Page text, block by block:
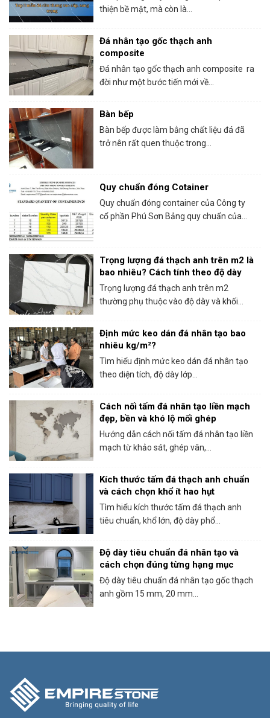
thiện bề mặt, mà còn là...
Đá nhân tạo gốc thạch anh
composite
Đá nhân tạo gốc thạch anh composite ra
đời như một bước tiến mới về...
Bàn bếp
Bàn bếp được làm bằng chất liệu đá đã
trở nên rất quen thuộc trong...
Quy chuẩn đóng Cotainer
Quy chuẩn đóng container của Công ty
cổ phần Phú Sơn Bảng quy chuẩn của...
Trọng lượng đá thạch anh trên m2 là
bao nhiêu? Cách tính theo độ dày
Trọng lượng đá thạch anh trên m2
thường phụ thuộc vào độ dày và khối...
Định mức keo dán đá nhân tạo bao
nhiêu kg/m²?
Tìm hiểu định mức keo dán đá nhân tạo
theo diện tích, độ dày lớp...
Cách nối tấm đá nhân tạo liền mạch
đẹp, bền và khó lộ mối ghép
Hướng dẫn cách nối tấm đá nhân tạo liền
mạch từ khảo sát, ghép vân,...
Kích thước tấm đá thạch anh chuẩn
và cách chọn khổ ít hao hụt
Tìm hiểu kích thước tấm đá thạch anh
tiêu chuẩn, khổ lớn, độ dày phổ...
Độ dày tiêu chuẩn đá nhân tạo và
cách chọn đúng từng hạng mục
Độ dày tiêu chuẩn đá nhân tạo gốc thạch
anh gồm 15 mm, 20 mm...